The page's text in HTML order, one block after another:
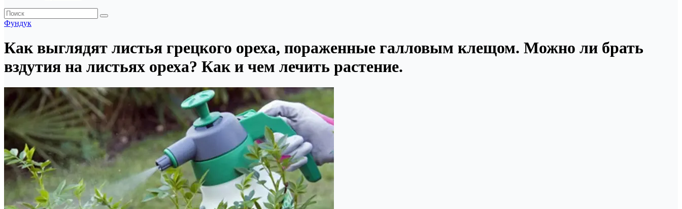
Фундук
Как выглядят листья грецкого ореха, пораженные галловым клещом. Можно ли брать
вздутия на листьях ореха? Как и чем лечить растение.